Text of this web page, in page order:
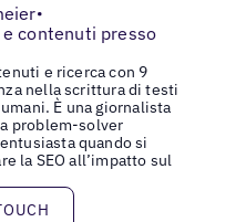
•
e contenuti presso
e ricerca con 9
nella scrittura di testi
È una giornalista
problem-solver
quando si
la SEO all’impatto sul